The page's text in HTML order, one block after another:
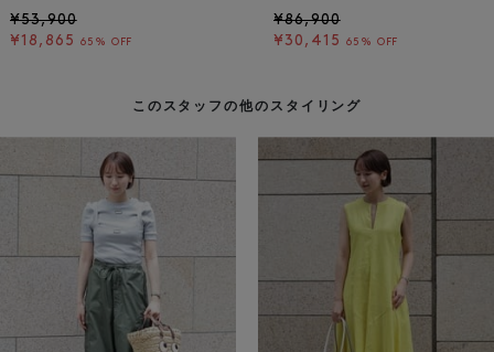
¥53,900
¥18,865
65% OFF
¥86,900
¥30,415
65% OFF
このスタッフの他のスタイリング